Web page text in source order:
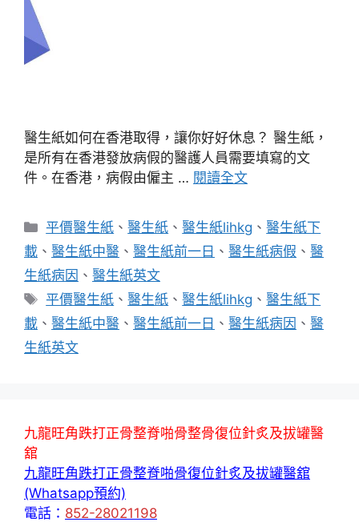
醫生紙如何在香港取得，讓你好好休息？ 醫生紙，
是所有在香港發放病假的醫護人員需要填寫的文
件。在香港，病假由僱主 … 閱讀全文
分
類
平價醫生紙 、醫生紙 、醫生紙lihkg 、醫生紙下
載 、 醫生紙中醫 、 醫生紙前一日 、 醫生紙病假 、 醫
生紙病因 、 醫生紙英文
標
籤
平價醫生紙 、醫生紙 、醫生紙lihkg 、醫生紙下
載 、 醫生紙中醫 、 醫生紙前一日 、 醫生紙病因 、 醫
生紙英文
九龍旺角跌打正骨整脊啪骨整骨復位針炙及拔罐醫
舘
九龍旺角跌打正骨整脊啪骨復位針炙及拔罐醫舘
(Whatsapp預約)
電話： 852-28021198